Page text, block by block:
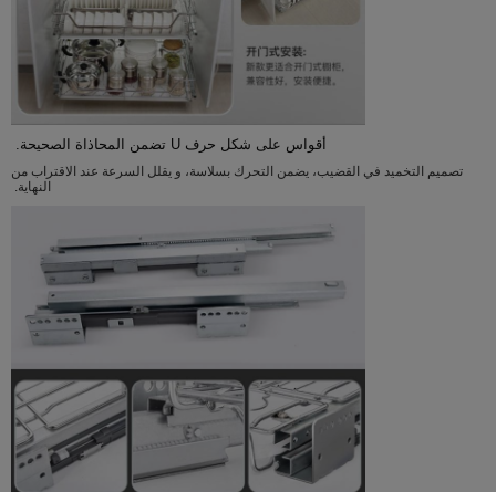
أقواس على شكل حرف U تضمن المحاذاة الصحيحة.
تصميم التخميد في القضيب، يضمن التحرك بسلاسة، و يقلل السرعة عند الاقتراب من
النهاية.